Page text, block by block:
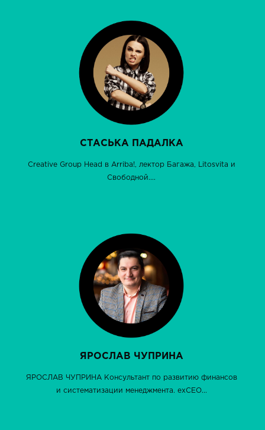
СТАСЬКА ПАДАЛКА
Creative Group Head в Arriba!, лектор Багажа, Litosvita и
Свободной....
ЯРОСЛАВ ЧУПРИНА
ЯРОСЛАВ ЧУПРИНА Консультант по развитию финансов
и систематизации менеджмента. exCEO...